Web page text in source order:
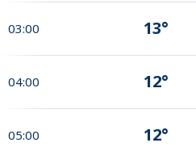
03:00 13°
04:00 12°
05:00 12°